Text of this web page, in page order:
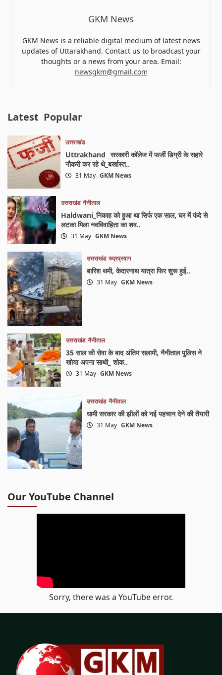
GKM News
GKM News is a reliable digital medium of latest news
updates of Uttarakhand. Contact us to broadcast your
thoughts or a news from your area. Email:
newsgkm@gmail.com
Latest Popular
उत्तराखंड
Uttrakhand _सरकारी कॉलेज में फर्जी डिग्री के सहारे
नौकरी कर रहे थे_बर्खास्त..
31 May GKM News
उत्तराखंड नैनीताल
Haldwani_निकाह को हुआ था सिर्फ एक साल, घर में फंदे से
लटका मिला नवविवाहिता का शव..
31 May GKM News
उत्तराखंड रुद्रप्रयाग
बारिश थमी, केदारनाथ यात्रा फिर शुरू हुई..
31 May GKM News
उत्तराखंड नैनीताल
35 साल की सेवा के बाद अंतिम सलामी, नैनीताल पुलिस ने
खोया अपना साथी_ शोक..
31 May GKM News
उत्तराखंड नैनीताल
धामी सरकार की झीलों को नई पहचान देने की तैयारी
31 May GKM News
Our YouTube Channel
Sorry, there was a YouTube error.